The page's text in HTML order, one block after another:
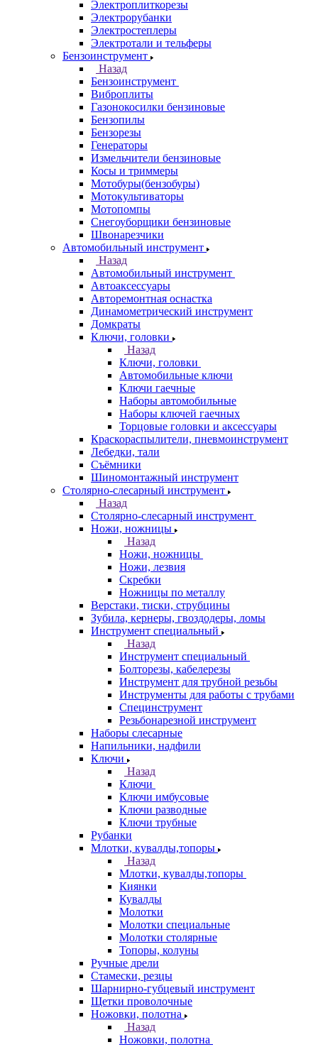
Электроплиткорезы
Электрорубанки
Электростеплеры
Электротали и тельферы
Бензоинструмент
Назад
Бензоинструмент
Виброплиты
Газонокосилки бензиновые
Бензопилы
Бензорезы
Генераторы
Измельчители бензиновые
Косы и триммеры
Мотобуры(бензобуры)
Мотокультиваторы
Мотопомпы
Снегоуборщики бензиновые
Швонарезчики
Автомобильный инструмент
Назад
Автомобильный инструмент
Автоаксессуары
Авторемонтная оснастка
Динамометрический инструмент
Домкраты
Ключи, головки
Назад
Ключи, головки
Автомобильные ключи
Ключи гаечные
Наборы автомобильные
Наборы ключей гаечных
Торцовые головки и аксессуары
Краскораспылители, пневмоинструмент
Лебедки, тали
Съёмники
Шиномонтажный инструмент
Столярно-слесарный инструмент
Назад
Столярно-слесарный инструмент
Ножи, ножницы
Назад
Ножи, ножницы
Ножи, лезвия
Скребки
Ножницы по металлу
Верстаки, тиски, струбцины
Зубила, кернеры, гвоздодеры, ломы
Инструмент специальный
Назад
Инструмент специальный
Болторезы, кабелерезы
Инструмент для трубной резьбы
Инструменты для работы с трубами
Специнструмент
Резьбонарезной инструмент
Наборы слесарные
Напильники, надфили
Ключи
Назад
Ключи
Ключи имбусовые
Ключи разводные
Ключи трубные
Рубанки
Млотки, кувалды,топоры
Назад
Млотки, кувалды,топоры
Киянки
Кувалды
Молотки
Молотки специальные
Молотки столярные
Топоры, колуны
Ручные дрели
Стамески, резцы
Шарнирно-губцевый инструмент
Щетки проволочные
Ножовки, полотна
Назад
Ножовки, полотна